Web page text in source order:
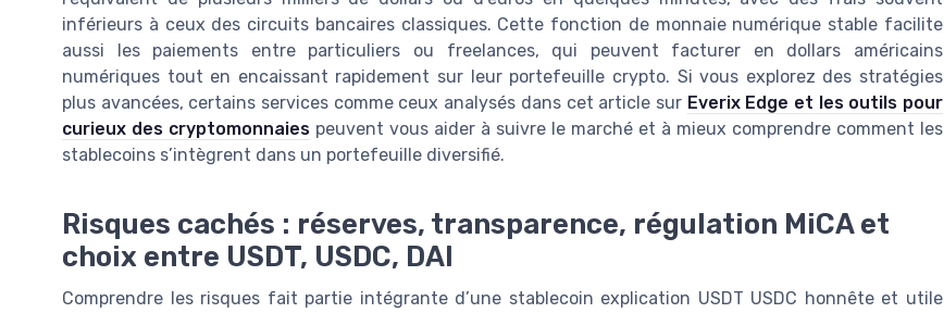
inférieurs à ceux des circuits bancaires classiques. Cette fonction de monnaie numérique stable facilite
aussi les paiements entre particuliers ou freelances, qui peuvent facturer en dollars américains
numériques tout en encaissant rapidement sur leur portefeuille crypto. Si vous explorez des stratégies
plus avancées, certains services comme ceux analysés dans cet article sur Everix Edge et les outils pour
curieux des cryptomonnaies peuvent vous aider à suivre le marché et à mieux comprendre comment les
stablecoins s’intègrent dans un portefeuille diversifié.
Risques cachés : réserves, transparence, régulation MiCA et
choix entre USDT, USDC, DAI
Comprendre les risques fait partie intégrante d’une stablecoin explication USDT USDC honnête et utile